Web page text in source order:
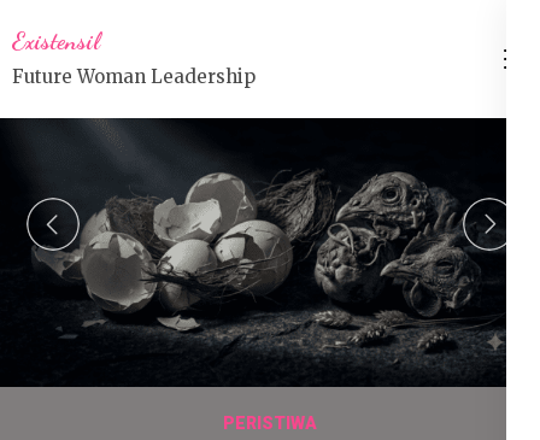
ke
konten
(Tekan
Existensil
Future Woman Leadership
PERISTIWA
prev